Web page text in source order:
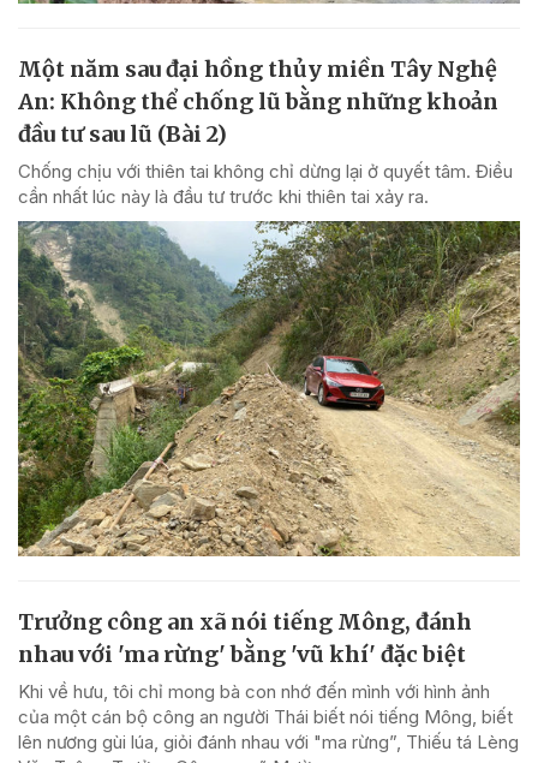
Một năm sau đại hồng thủy miền Tây Nghệ
An: Không thể chống lũ bằng những khoản
đầu tư sau lũ (Bài 2)
Chống chịu với thiên tai không chỉ dừng lại ở quyết tâm. Điều
cần nhất lúc này là đầu tư trước khi thiên tai xảy ra.
Trưởng công an xã nói tiếng Mông, đánh
nhau với 'ma rừng' bằng 'vũ khí' đặc biệt
Khi về hưu, tôi chỉ mong bà con nhớ đến mình với hình ảnh
của một cán bộ công an người Thái biết nói tiếng Mông, biết
lên nương gùi lúa, giỏi đánh nhau với "ma rừng”, Thiếu tá Lèng